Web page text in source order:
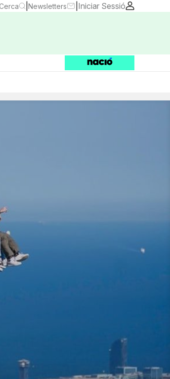
Newsletters Iniciar Sessió